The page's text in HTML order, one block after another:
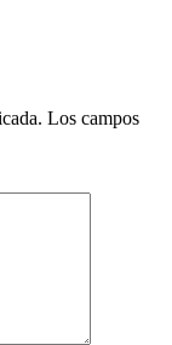
Los campos